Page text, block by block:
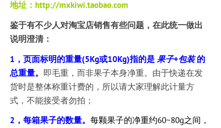
地址： http://mxkiwi.taobao.com
鉴于有不少人对淘宝店销售有些问题，在此统一做出
说明澄清：
1，页面标明的重量(5Kg或10Kg)指的是果子+包装的
总重量。 即毛重，而非果子本身净重。由于快递在发
货时是整体称重计费的，所以请大家理解此计量方
式，不能接受者勿拍；
2，每箱果子的数量。每颗果子的净重约60~80g之间，